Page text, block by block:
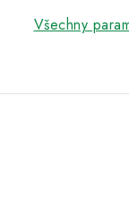
Všechny